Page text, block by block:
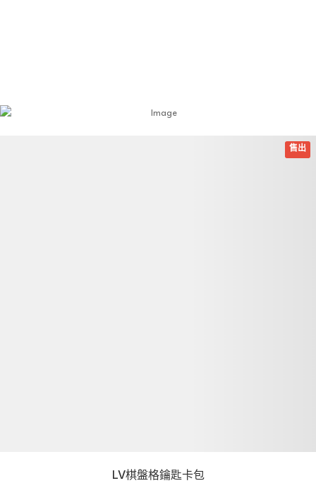
LV棋盤格鑰匙卡包